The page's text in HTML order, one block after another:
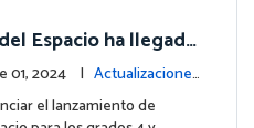
Espacio ha llegado
01, 2024 | Actualizaciones
el lanzamiento de